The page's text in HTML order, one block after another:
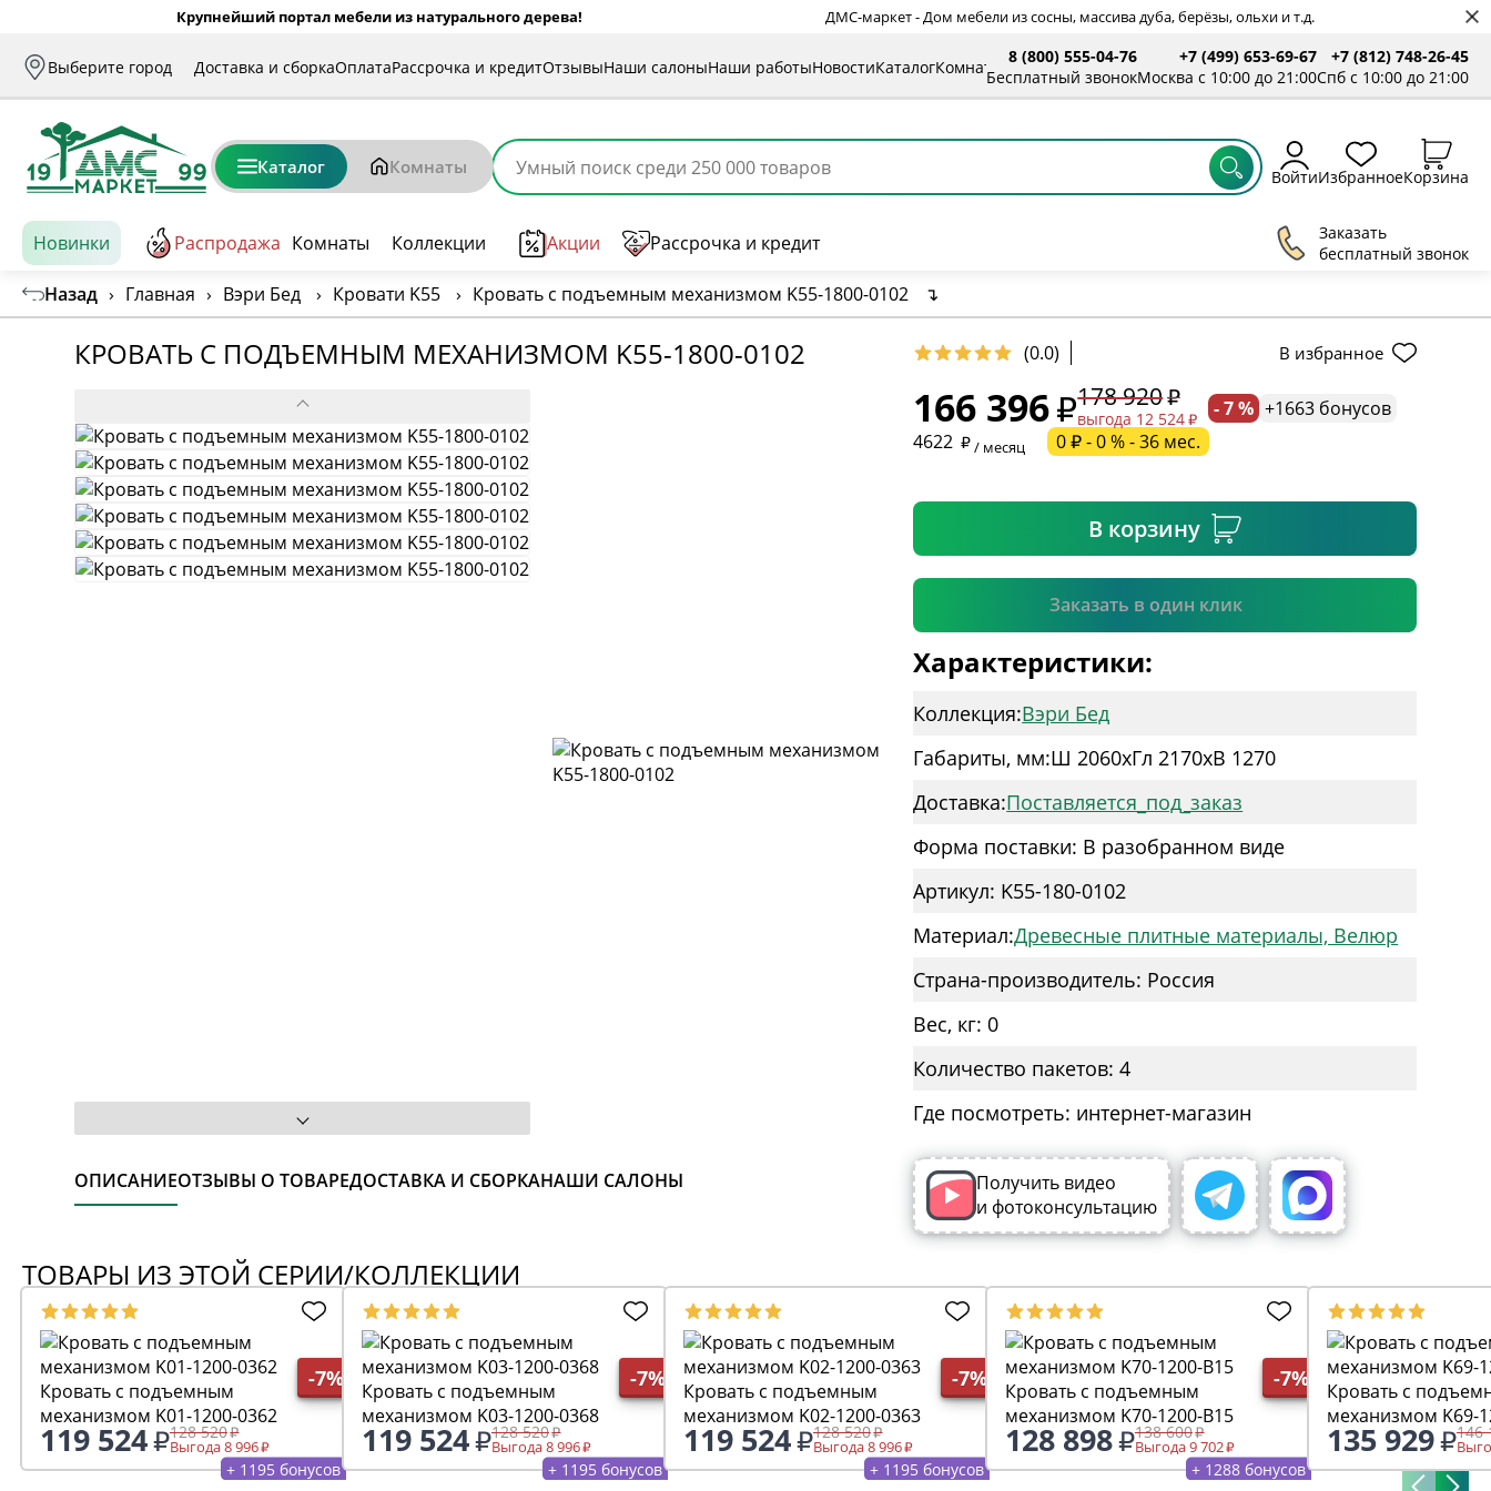
Крупнейший портал мебели из натурального дерева! ДМС-маркет - Дом мебели из сосны, массива дуба, берёзы, ольхи и т.д.
Выберите город Доставка и сборкаОплатаРассрочка и кредитОтзывыНаши салоныНаши работыНовостиКаталогКомнаты
8 (800) 555-04-76
Бесплатный звонок
+7 (499) 653-69-67
Москва с 10:00 до 21:00
+7 (812) 748-26-45
Спб с 10:00 до 21:00
Каталог Комнаты ВойтиИзбранноеКорзина
Новинки Распродажа Комнаты Коллекции Акции Рассрочка и кредит
Заказать
бесплатный звонок
Назад › Главная › Вэри Бед › Кровати K55 › Кровать с подъемным механизмом K55-1800-0102 ↴
КРОВАТЬ С ПОДЪЕМНЫМ МЕХАНИЗМОМ K55-1800-0102 (0.0) В избранное
ОПИСАНИЕОТЗЫВЫ О ТОВАРЕДОСТАВКА И СБОРКАНАШИ САЛОНЫ
166 396 178 920
выгода 12 524 - 7 % +1663 бонусов
4622
/ месяц 0 ₽ - 0 % - 36 мес.
В корзину
Заказать в один клик
* необязательное поле
Подтвердить
Характеристики:
Коллекция:Вэри Бед
Габариты, мм:Ш 2060xГл 2170xВ 1270
Доставка:Поставляется_под_заказ
Форма поставки: В разобранном виде
Артикул: K55-180-0102
Материал:Древесные плитные материалы, Велюр
Страна-производитель: Россия
Вес, кг: 0
Количество пакетов: 4
Где посмотреть: интернет-магазин
Получить видео
и фотоконсультацию
ТОВАРЫ ИЗ ЭТОЙ СЕРИИ/КОЛЛЕКЦИИ
-7%
Кровать с подъемным
механизмом K01-1200-0362
119 524 128 520
Выгода 8 996
+ 1195 бонусов
-7%
Кровать с подъемным
механизмом K03-1200-0368
119 524 128 520
Выгода 8 996
+ 1195 бонусов
-7%
Кровать с подъемным
механизмом K02-1200-0363
119 524 128 520
Выгода 8 996
+ 1195 бонусов
-7%
Кровать с подъемным
механизмом K70-1200-B15
128 898 138 600
Выгода 9 702
+ 1288 бонусов
Кровать с
механизмом K69-
135 929 146